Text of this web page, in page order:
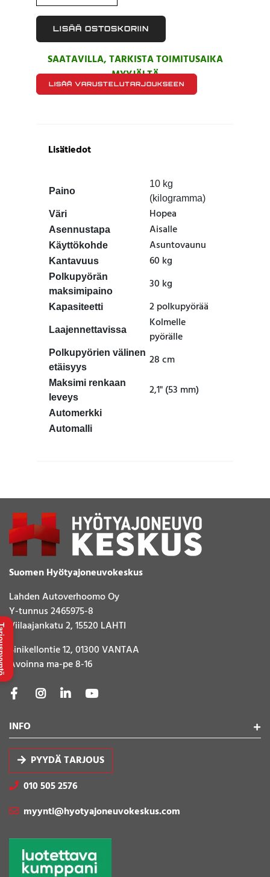
LISÄÄ OSTOSKORIIN
SAATAVILLA, TARKISTA TOIMITUSAIKA
MYYJÄLTÄ
LISÄÄ VARUSTELUTARJOUKSEEN
Lisätiedot
Paino
10 kg
(kilogramma)
Väri
Hopea
Asennustapa Aisalle
Käyttökohde Asuntovaunu
Kantavuus 60 kg
Polkupyörän
maksimipaino
30 kg
Kapasiteetti 2 polkupyörää
Laajennettavissa
Kolmelle
pyörälle
Polkupyörien välinen
etäisyys
28 cm
Maksimi renkaan
leveys
2,1" (53 mm)
Automerkki
Automalli
Suomen Hyötyajoneuvokeskus
Lahden Autoverhoomo Oy
Y-tunnus 2465975-8
Viilaajankatu 2, 15520 LAHTI
Sinikellontie 12, 01300 VANTAA
Avoinna ma-pe 8-16
INFO
PYYDÄ TARJOUS
010 505 2576
myynti@hyotyajoneuvokeskus.com